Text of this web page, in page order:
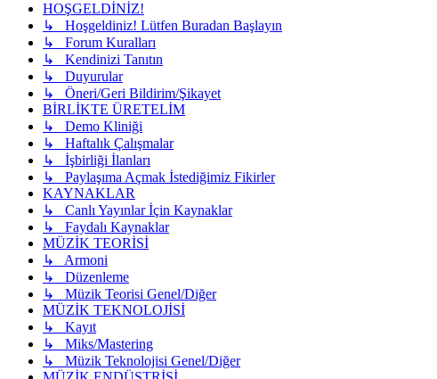
HOŞGELDİNİZ!
↳ Hoşgeldiniz! Lütfen Buradan Başlayın
↳ Forum Kuralları
↳ Kendinizi Tanıtın
↳ Duyurular
↳ Öneri/Geri Bildirim/Şikayet
BİRLİKTE ÜRETELİM
↳ Demo Kliniği
↳ Haftalık Çalışmalar
↳ İşbirliği İlanları
↳ Paylaşıma Açmak İstediğimiz Fikirler
KAYNAKLAR
↳ Canlı Yayınlar İçin Kaynaklar
↳ Faydalı Kaynaklar
MÜZİK TEORİSİ
↳ Armoni
↳ Düzenleme
↳ Müzik Teorisi Genel/Diğer
MÜZİK TEKNOLOJİSİ
↳ Kayıt
↳ Miks/Mastering
↳ Müzik Teknolojisi Genel/Diğer